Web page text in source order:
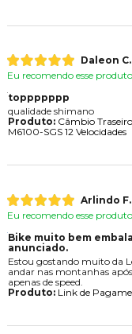
Daleon C.
Eu recomendo esse
toppppppp
qualidade shimano
Produto:Câmbio
M6100-SGS 12 Velocidades
Arlindo F.
Eu recomendo esse produto.
Bike muito bem
anunciado.
Estou gostando muito da
andar nas montanhas
apenas de speed.
Produto:Link de